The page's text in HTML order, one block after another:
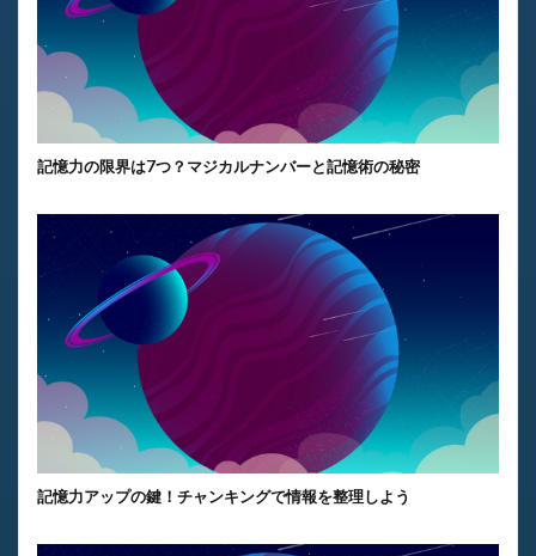
記憶力の限界は7つ？マジカルナンバーと記憶術の秘密
記憶力アップの鍵！チャンキングで情報を整理しよう